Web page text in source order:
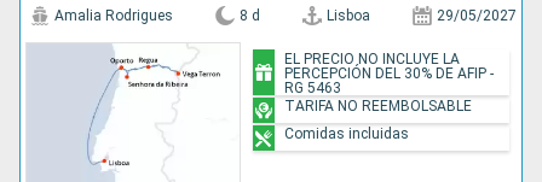
Amalia Rodrigues 8 d Lisboa 29/05/2027
EL PRECIO NO INCLUYE LA
PERCEPCIÓN DEL 30% DE AFIP -
RG 5463
TARIFA NO REEMBOLSABLE
Comidas incluidas